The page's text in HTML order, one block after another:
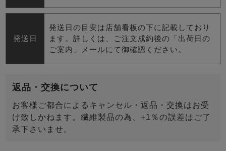
発送日
発送日の目安は店舗看板の下に記載しており
ます。詳しくは、ご注文成約後の「出荷日の
ご案内」メールにて御確認ください。
返品・交換について
お客様ご都合によるキャンセル・返品・交換はお受
け致しかねます。繊維製品の為、+1％の誤差はご了
承下さいませ。